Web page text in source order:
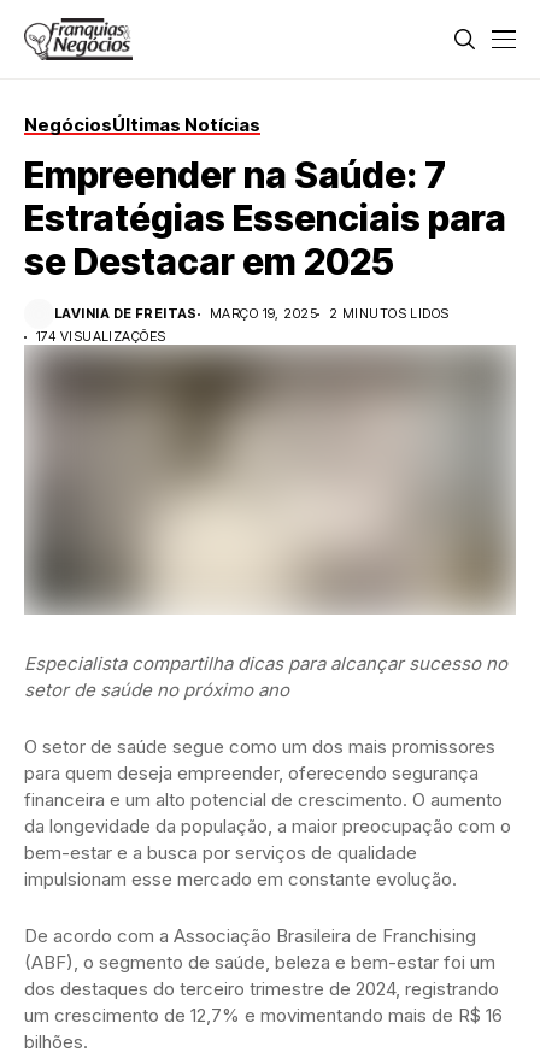
NegóciosÚltimas Notícias
Empreender na Saúde: 7
Estratégias Essenciais para
se Destacar em 2025
LAVINIA DE FREITAS MARÇO 19, 2025
2 MINUTOS LIDOS
174 VISUALIZAÇÕES
Especialista compartilha dicas para alcançar sucesso no
setor de saúde no próximo ano
O setor de saúde segue como um dos mais promissores
para quem deseja empreender, oferecendo segurança
financeira e um alto potencial de crescimento. O aumento
da longevidade da população, a maior preocupação com o
bem-estar e a busca por serviços de qualidade
impulsionam esse mercado em constante evolução.
De acordo com a Associação Brasileira de Franchising
(ABF), o segmento de saúde, beleza e bem-estar foi um
dos destaques do terceiro trimestre de 2024, registrando
um crescimento de 12,7% e movimentando mais de R$ 16
bilhões.